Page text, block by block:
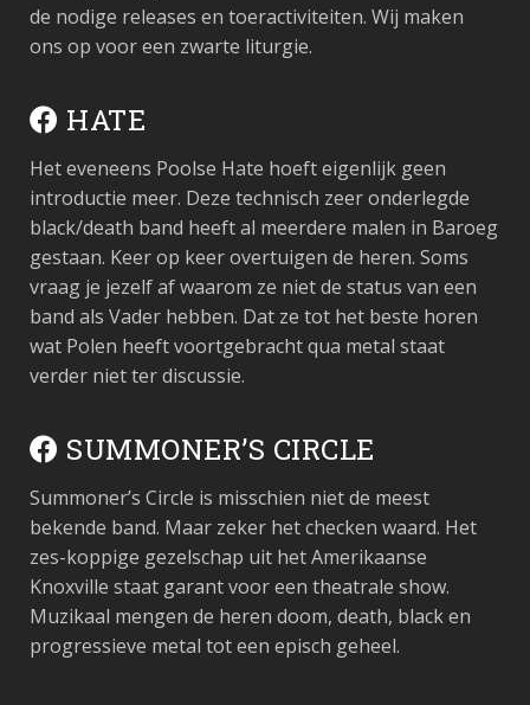
de nodige releases en toeractiviteiten. Wij maken
ons op voor een zwarte liturgie.
HATE
Het eveneens Poolse Hate hoeft eigenlijk geen
introductie meer. Deze technisch zeer onderlegde
black/death band heeft al meerdere malen in Baroeg
gestaan. Keer op keer overtuigen de heren. Soms
vraag je jezelf af waarom ze niet de status van een
band als Vader hebben. Dat ze tot het beste horen
wat Polen heeft voortgebracht qua metal staat
verder niet ter discussie.
SUMMONER’S CIRCLE
Summoner’s Circle is misschien niet de meest
bekende band. Maar zeker het checken waard. Het
zes-koppige gezelschap uit het Amerikaanse
Knoxville staat garant voor een theatrale show.
Muzikaal mengen de heren doom, death, black en
progressieve metal tot een episch geheel.